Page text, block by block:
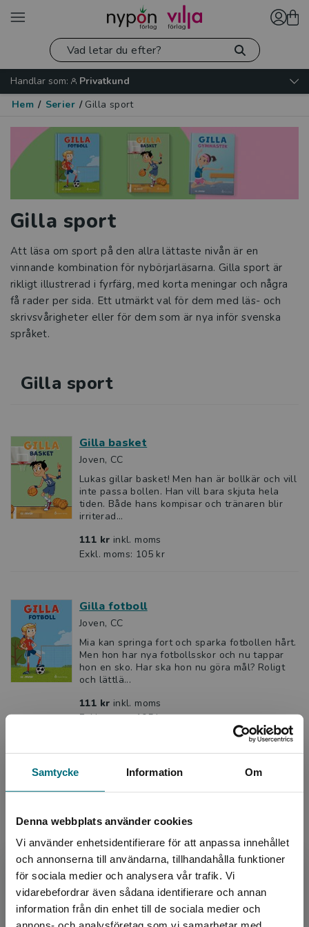
Samtycke Information Om
Denna webbplats använder cookies
Vi använder enhetsidentifierare för att anpassa innehållet
och annonserna till användarna, tillhandahålla funktioner
för sociala medier och analysera vår trafik. Vi
vidarebefordrar även sådana identifierare och annan
information från din enhet till de sociala medier och
Begränsad fraktregion
Handlar som:
Privatkund
Hem / Serier / Gilla sport
Gilla sport
Att läsa om sport på den allra lättaste nivån är en
vinnande kombination för nybörjarläsarna. Gilla sport är
rikligt illustrerad i fyrfärg, med korta meningar och några
få rader per sida. Ett utmärkt val för dem med läs- och
skrivsvårigheter eller för dem som är nya inför svenska
språket.
Gilla sport
Gilla basket
Joven, CC
Lukas gillar basket! Men han är bollkär och vill
inte passa bollen. Han vill bara skjuta hela
tiden. Både hans kompisar och tränaren blir
irriterad...
111 kr inkl. moms
Exkl. moms: 105 kr
Gilla fotboll
Joven, CC
Mia kan springa fort och sparka fotbollen hårt.
Men hon har nya fotbollsskor och nu tappar
hon en sko. Har ska hon nu göra mål? Roligt
och lättlä...
111 kr inkl. moms
Exkl. moms: 105 kr
Gilla gymnastik
nervös. Efter uppvärmningen börjar hon träna
p åde olika redskapen. Men hon trillar av
bommen. Tänk o...
111 krinkl. moms
Exkl. moms: 105 kr
Gilla gymnastik (e-bok)